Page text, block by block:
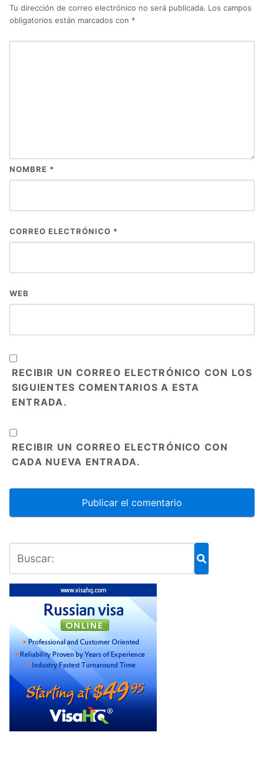
Tu dirección de correo electrónico no será publicada. Los campos
obligatorios están marcados con *
NOMBRE *
CORREO ELECTRÓNICO *
WEB
RECIBIR UN CORREO ELECTRÓNICO CON LOS
SIGUIENTES COMENTARIOS A ESTA
ENTRADA.
RECIBIR UN CORREO ELECTRÓNICO CON
CADA NUEVA ENTRADA.